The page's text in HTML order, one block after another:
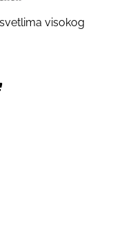
visokog